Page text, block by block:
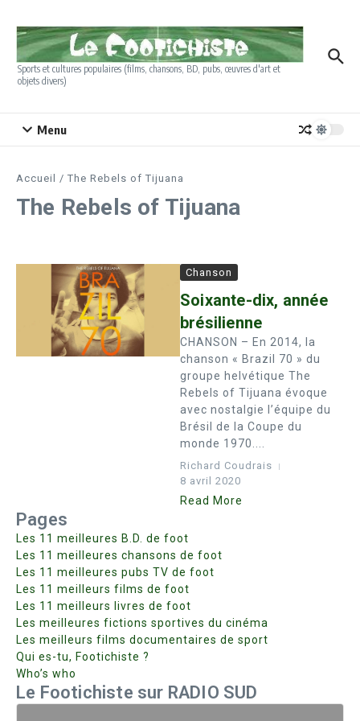
Sports et cultures populaires (films, chansons, BD, pubs, œuvres d'art et
objets divers)
Menu
Accueil / The Rebels of Tijuana
The Rebels of Tijuana
Chanson
Soixante-dix, année
brésilienne
CHANSON – En 2014, la
chanson « Brazil 70 » du
groupe helvétique The
Rebels of Tijuana évoque
avec nostalgie l’équipe du
Brésil de la Coupe du
monde 1970....
Richard Coudrais
8 avril 2020
Read More
Pages
Les 11 meilleures B.D. de foot
Les 11 meilleures chansons de foot
Les 11 meilleures pubs TV de foot
Les 11 meilleurs films de foot
Les 11 meilleurs livres de foot
Les meilleures fictions sportives du cinéma
Les meilleurs films documentaires de sport
Qui es-tu, Footichiste ?
Who’s who
Le Footichiste sur RADIO SUD